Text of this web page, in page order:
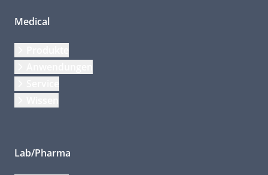
Medical
Lab/Pharma